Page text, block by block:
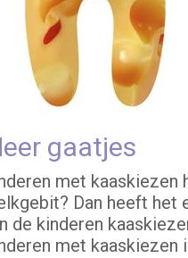
gaatjes
met kaaskiezen
Dan heeft het
de kinderen
met kaaskiezen